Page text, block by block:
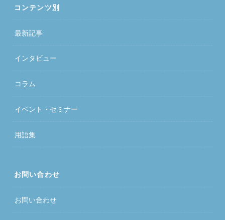
コンテンツ別
最新記事
インタビュー
コラム
イベント・セミナー
用語集
お問い合わせ
お問い合わせ